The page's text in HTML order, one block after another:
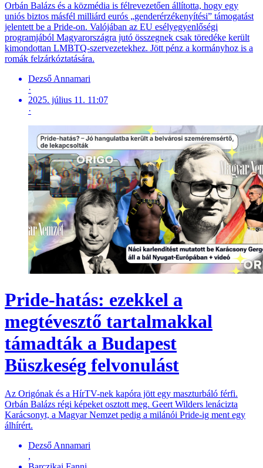
Orbán Balázs és a közmédia is félrevezetően állította, hogy egy
uniós biztos másfél milliárd eurós „genderérzékenyítési” támogatást
jelentett be a Pride-on. Valójában az EU esélyegyenlőségi
programjából Magyarországra jutó összegnek csak töredéke került
kimondottan LMBTQ-szervezetekhez. Jött pénz a kormányhoz is a
romák felzárkóztatására.
Dezső Annamari
·
2025. július 11. 11:07
·
Pride-hatás: ezekkel a
megtévesztő tartalmakkal
támadták a Budapest
Büszkeség felvonulást
Az Origónak és a HírTV-nek kapóra jött egy maszturbáló férfi.
Orbán Balázs régi képeket osztott meg. Geert Wilders lenácizta
Karácsonyt, a Magyar Nemzet pedig a milánói Pride-ig ment egy
álhírért.
Dezső Annamari
,